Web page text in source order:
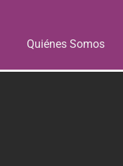
Quiénes Somos